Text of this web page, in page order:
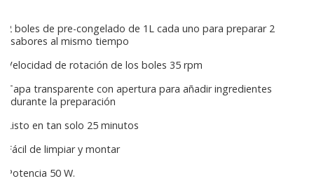
2 boles de pre-congelado de 1L cada uno para preparar 2
sabores al mismo tiempo
Velocidad de rotación de los boles 35 rpm
Tapa transparente con apertura para añadir ingredientes
durante la preparación
Listo en tan solo 25 minutos
Fácil de limpiar y montar
Potencia 50 W.